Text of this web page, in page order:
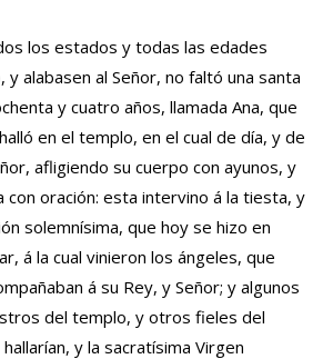
los estados y todas las edades
alabasen al Señor, no faltó una santa
y cuatro años, llamada Ana, que
en el templo, en el cual de día, y de
afligiendo su cuerpo con ayunos, y
con oración: esta intervino á la tiesta, y
solemnísima, que hoy se hizo en
á la cual vinieron los ángeles, que
á su Rey, y Señor; y algunos
del templo, y otros fieles del
y la sacratísima Virgen